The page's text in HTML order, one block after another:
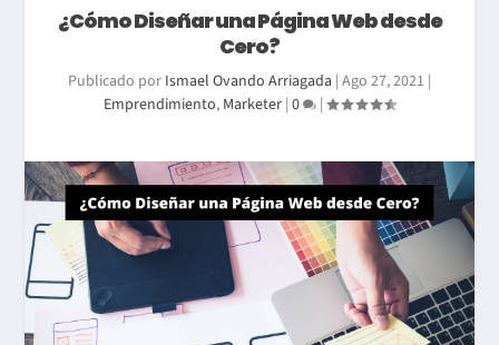
¿Cómo Diseñar una Página Web desde
Cero?
Publicado por Ismael Ovando Arriagada | Ago 27, 2021 |
Emprendimiento, Marketer | 0 |